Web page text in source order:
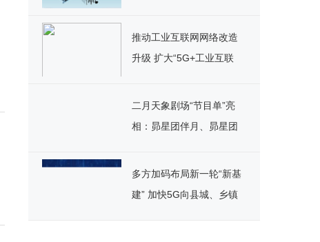
推动工业互联网网络改造
升级 扩大“5G+工业互联
二月天象剧场“节目单”亮
相：昴星团伴月、昴星团
多方加码布局新一轮“新基
建” 加快5G向县城、乡镇